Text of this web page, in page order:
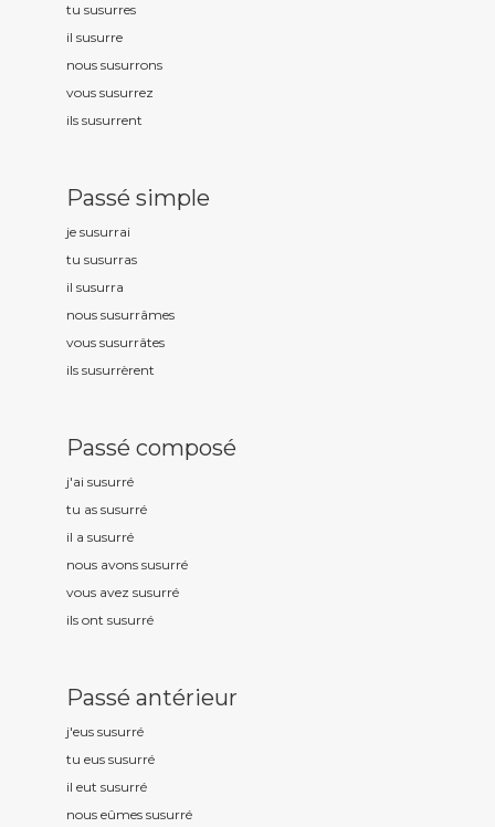
tu susurres
il susurre
nous susurrons
vous susurrez
ils susurrent
Passé simple
je susurrai
tu susurras
il susurra
nous susurrâmes
vous susurrâtes
ils susurrèrent
Passé composé
j'ai susurré
tu as susurré
il a susurré
nous avons susurré
vous avez susurré
ils ont susurré
Passé antérieur
j'eus susurré
tu eus susurré
il eut susurré
nous eûmes susurré